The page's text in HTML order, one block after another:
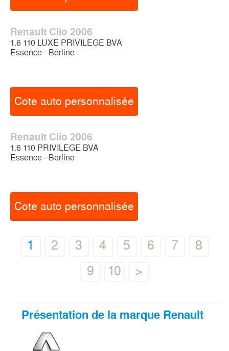
Renault Clio 2006
1.6 110 LUXE PRIVILEGE BVA
Essence - Berline
Cote auto personnalisée
Renault Clio 2006
1.6 110 PRIVILEGE BVA
Essence - Berline
Cote auto personnalisée
1 2 3 4 5 6 7
8
9
10 >
Présentation de la marque Renault